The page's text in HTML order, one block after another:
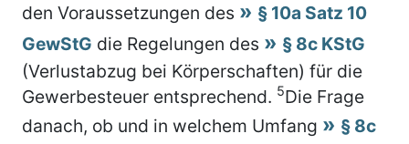
den Voraussetzungen des
§ 10a Satz 10
GewStG die Regelungen des
§ 8c KStG
(Verlustabzug bei Körperschaften) für die
Gewerbesteuer entsprechend. 5Die Frage
danach, ob und in welchem Umfang
§ 8c